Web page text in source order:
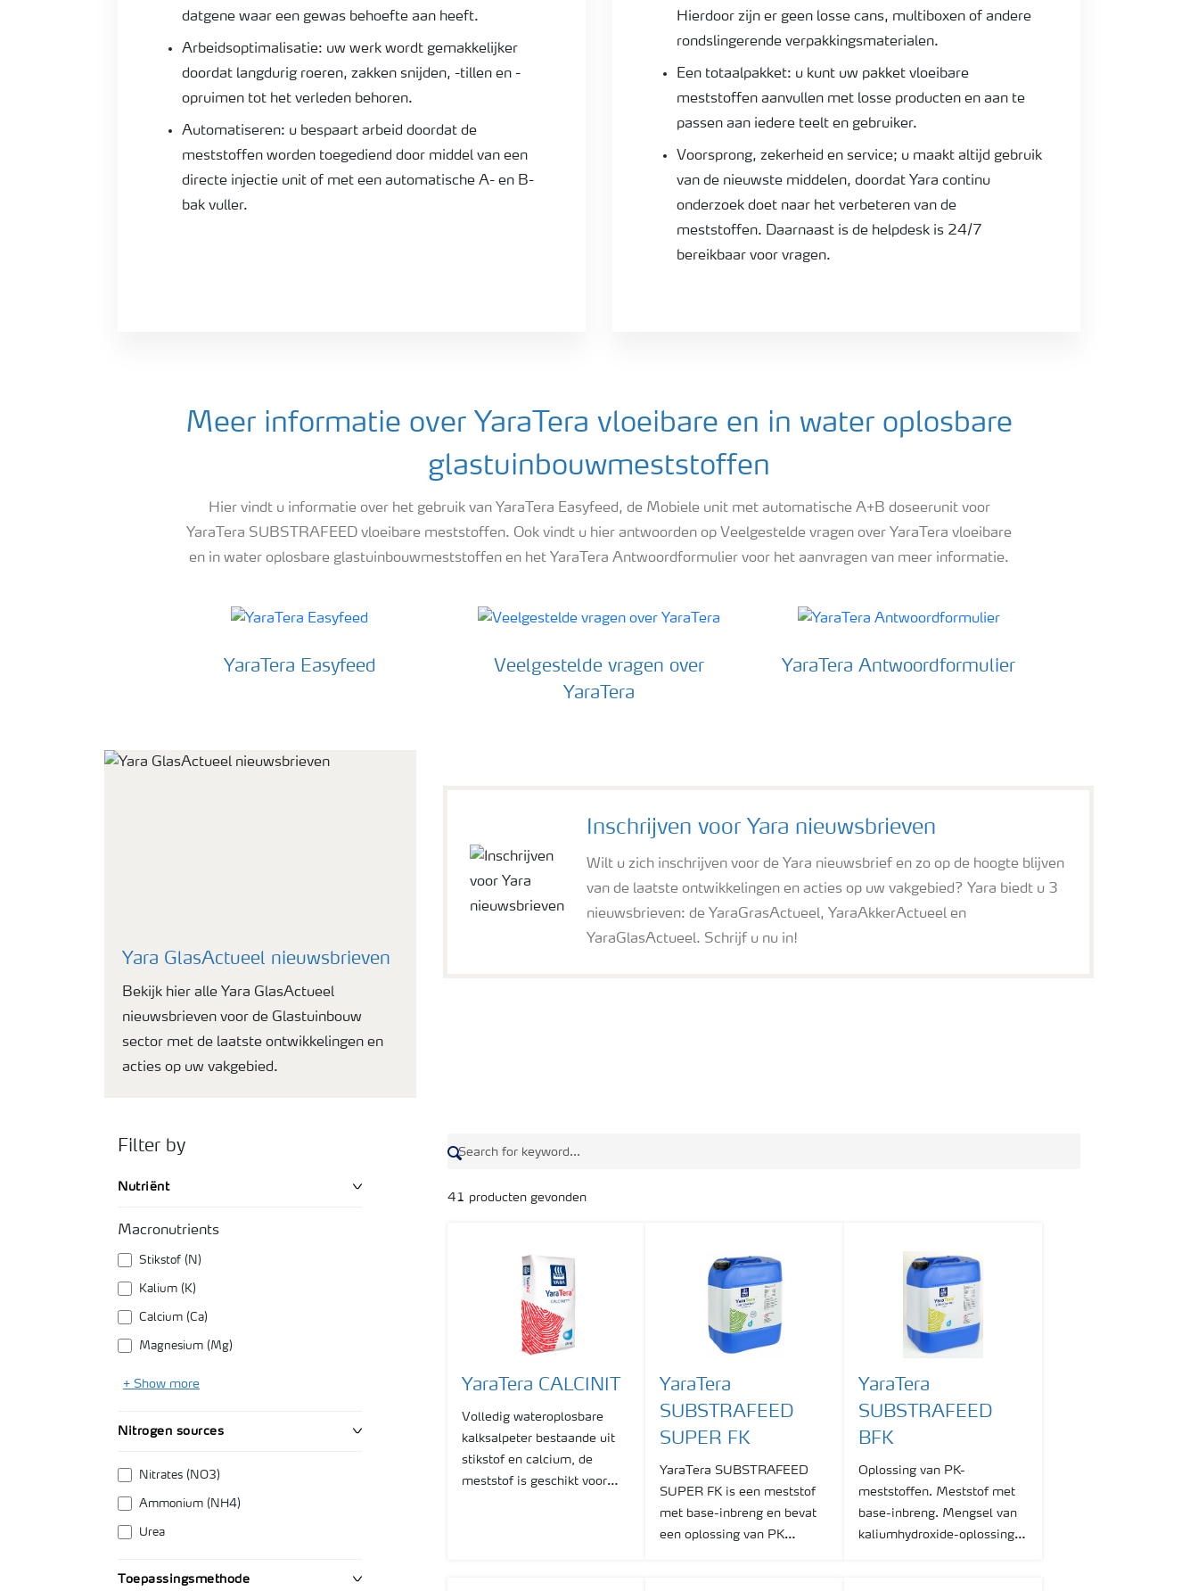
datgene waar een gewas behoefte aan heeft.
Arbeidsoptimalisatie: uw werk wordt gemakkelijker
doordat langdurig roeren, zakken snijden, -tillen en -
opruimen tot het verleden behoren.
Automatiseren: u bespaart arbeid doordat de
meststoffen worden toegediend door middel van een
directe injectie unit of met een automatische A- en B-
bak vuller.
Hierdoor zijn er geen losse cans, multiboxen of andere
rondslingerende verpakkingsmaterialen.
Een totaalpakket: u kunt uw pakket vloeibare
meststoffen aanvullen met losse producten en aan te
passen aan iedere teelt en gebruiker.
Voorsprong, zekerheid en service; u maakt altijd gebruik
van de nieuwste middelen, doordat Yara continu
onderzoek doet naar het verbeteren van de
meststoffen. Daarnaast is de helpdesk is 24/7
bereikbaar voor vragen.
Meer informatie over YaraTera vloeibare en in water oplosbare
glastuinbouwmeststoffen
Hier vindt u informatie over het gebruik van YaraTera Easyfeed, de Mobiele unit met automatische A+B doseerunit voor
YaraTera SUBSTRAFEED vloeibare meststoffen. Ook vindt u hier antwoorden op Veelgestelde vragen over YaraTera vloeibare
en in water oplosbare glastuinbouwmeststoffen en het YaraTera Antwoordformulier voor het aanvragen van meer informatie.
YaraTera Easyfeed
Veelgestelde vragen over
YaraTera
YaraTera Antwoordformulier
Yara GlasActueel nieuwsbrieven
Bekijk hier alle Yara GlasActueel
nieuwsbrieven voor de Glastuinbouw
sector met de laatste ontwikkelingen en
acties op uw vakgebied.
Inschrijven voor Yara nieuwsbrieven
Wilt u zich inschrijven voor de Yara nieuwsbrief en zo op de hoogte blijven
van de laatste ontwikkelingen en acties op uw vakgebied? Yara biedt u 3
nieuwsbrieven: de YaraGrasActueel, YaraAkkerActueel en
YaraGlasActueel. Schrijf u nu in!
Filter by
Nutriënt
Macronutrients
Stikstof (N)
Kalium (K)
Calcium (Ca)
Magnesium (Mg)
+ Show more
Nitrogen sources
Nitrates (NO3)
Ammonium (NH4)
Urea
Toepassingsmethode
41 producten gevonden
YaraTera CALCINIT
Volledig wateroplosbare
kalksalpeter bestaande uit
stikstof en calcium, de
meststof is geschikt voor
YaraTera
SUBSTRAFEED
SUPER FK
YaraTera SUBSTRAFEED
SUPER FK is een meststof
met base-inbreng en bevat
een oplossing van PK
YaraTera
SUBSTRAFEED
BFK
Oplossing van PK-
meststoffen. Meststof met
base-inbreng. Mengsel van
kaliumhydroxide-oplossing